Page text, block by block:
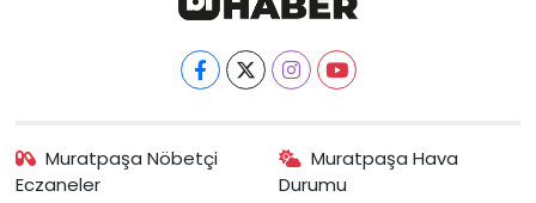
Muratpaşa Nöbetçi
Eczaneler
Muratpaşa Hava
Durumu